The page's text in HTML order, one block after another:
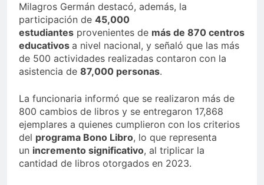
Milagros Germán destacó, además, la
participación de 45,000
estudiantes provenientes de más de 870 centros
educativos a nivel nacional, y señaló que las más
de 500 actividades realizadas contaron con la
asistencia de 87,000 personas.
La funcionaria informó que se realizaron más de
800 cambios de libros y se entregaron 17,868
ejemplares a quienes cumplieron con los criterios
del programa Bono Libro, lo que representa
un incremento significativo, al triplicar la
cantidad de libros otorgados en 2023.